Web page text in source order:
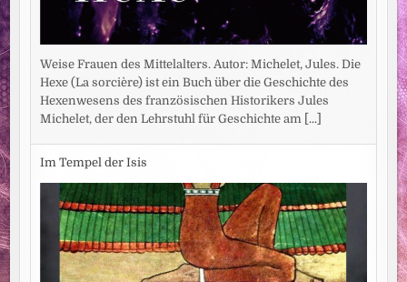
Weise Frauen des Mittelalters. Autor: Michelet, Jules. Die
Hexe (La sorcière) ist ein Buch über die Geschichte des
Hexenwesens des französischen Historikers Jules
Michelet, der den Lehrstuhl für Geschichte am [...]
Im Tempel der Isis